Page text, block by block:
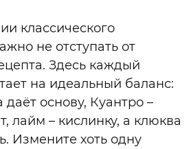
классического
не отступать от
Здесь каждый
на идеальный баланс:
даёт основу, Куантро –
лайм – кислинку, а клюква
Измените хоть одну